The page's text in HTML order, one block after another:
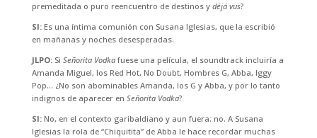
premeditada o puro reencuentro de destinos y déjá vus?
SI:Es una íntima comunión con Susana Iglesias, que la escribió
en mañanas y noches desesperadas.
JLPO:Si Señorita Vodkafuese una película, el soundtrack incluiría a
Amanda Miguel, los Red Hot, No Doubt, Hombres G, Abba, Iggy
Pop… ¿No son abominables Amanda, los G y Abba, y por lo tanto
indignos de aparecer en Señorita Vodka?
SI:No, en el contexto garibaldiano y aun fuera: no. A Susana
Iglesias la rola de “Chiquitita” de Abba le hace recordar muchas